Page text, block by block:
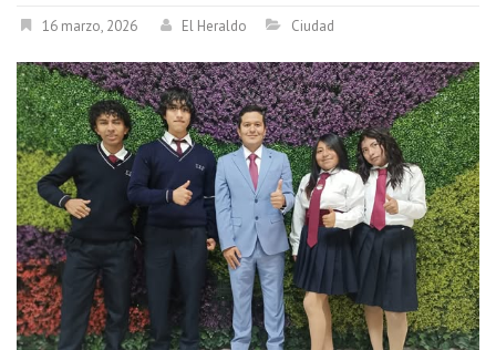
16 marzo, 2026 El Heraldo Ciudad